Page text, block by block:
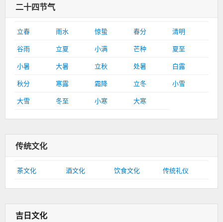
二十四节气
立春 雨水 惊蛰 春分
清明
谷雨
立夏 小满 芒种
夏至
小暑
大暑 立秋 处暑
白露
秋分
寒露 霜降 立冬
小雪
大雪
冬至 小寒 大寒
传统文化
茶文化 酒文化 饮食文化 传统礼仪
吉日文化